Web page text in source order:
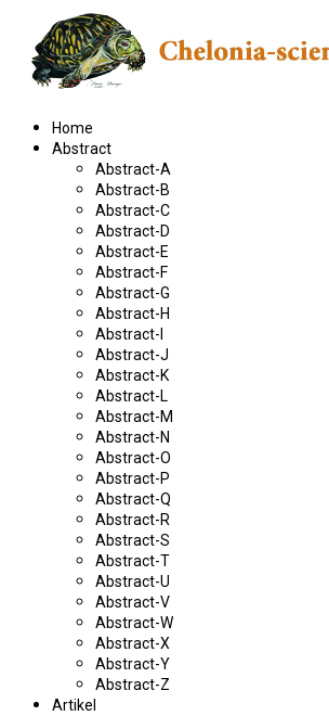
Home
Abstract
Abstract-A
Abstract-B
Abstract-C
Abstract-D
Abstract-E
Abstract-F
Abstract-G
Abstract-H
Abstract-I
Abstract-J
Abstract-K
Abstract-L
Abstract-M
Abstract-N
Abstract-O
Abstract-P
Abstract-Q
Abstract-R
Abstract-S
Abstract-T
Abstract-U
Abstract-V
Abstract-W
Abstract-X
Abstract-Y
Abstract-Z
Artikel